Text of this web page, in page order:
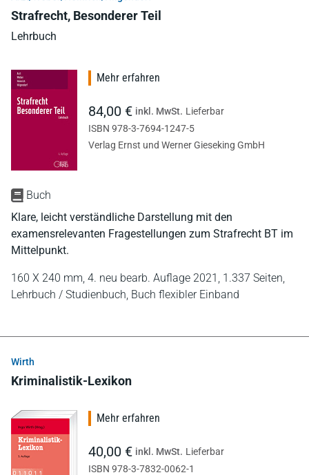
Strafrecht, Besonderer Teil
Lehrbuch
Buch
Klare, leicht verständliche Darstellung mit den
examensrelevanten Fragestellungen zum Strafrecht BT im
Mittelpunkt.
160 X 240 mm, 4. neu bearb. Auflage 2021, 1.337 Seiten,
Lehrbuch / Studienbuch, Buch flexibler Einband
Mehr erfahren
84,00 € inkl. MwSt. Lieferbar
ISBN 978-3-7694-1247-5
Verlag Ernst und Werner Gieseking GmbH
Wirth
Kriminalistik-Lexikon
Mehr erfahren
40,00 € inkl. MwSt. Lieferbar
ISBN 978-3-7832-0062-1